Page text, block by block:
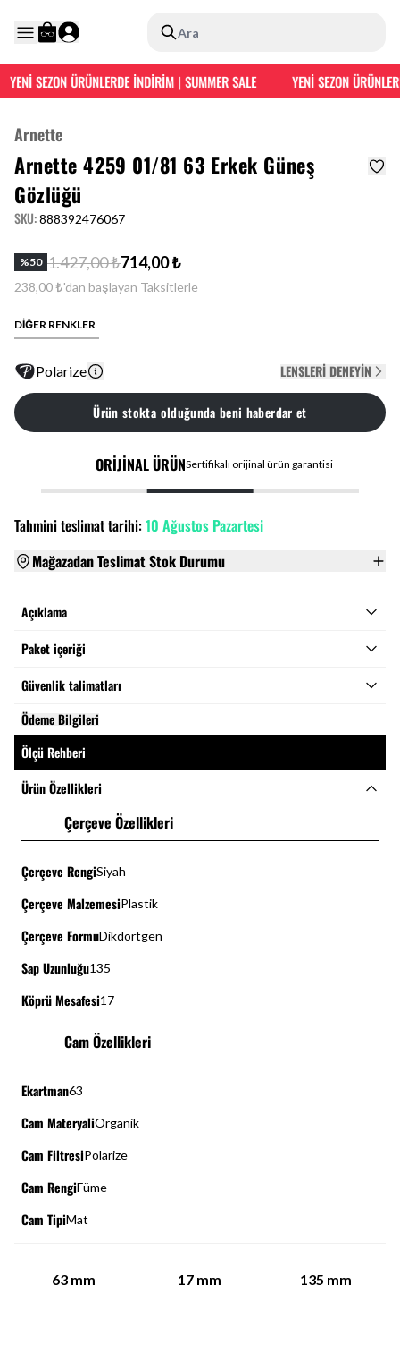
Ara
YENİ SEZON ÜRÜNLERDE İNDİRİM | SUMMER SALE YENİ SEZON
Arnette
Arnette 4259 01/81 63 Erkek Güneş
Gözlüğü
SKU:888392476067
%50 1.427,00 ₺714,00 ₺
238,00 ₺'dan başlayan Taksitlerle
DİĞER RENKLER
Polarize LENSLERI DENEYIN
Ürün stokta olduğunda beni haberdar et
ORİJİNAL ÜRÜNSertifikalı orijinal ürün garantisi
Tahmini teslimat tarihi:10 Ağustos Pazartesi
Mağazadan Teslimat Stok Durumu
Açıklama
Paket içeriği
Güvenlik talimatları
Ödeme Bilgileri
Ölçü Rehberi
Ürün Özellikleri
Çerçeve Özellikleri
Çerçeve RengiSiyah
Çerçeve MalzemesiPlastik
Çerçeve FormuDikdörtgen
Sap Uzunluğu135
Köprü Mesafesi17
Cam Özellikleri
Ekartman63
Cam MateryaliOrganik
Cam FiltresiPolarize
Cam RengiFüme
Cam TipiMat
63 mm 17 mm 135 mm